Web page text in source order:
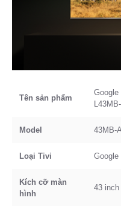
Tên sản phẩm
Model 43MB-
Loại Tivi Google
Kích cỡ màn
hình
43 inch